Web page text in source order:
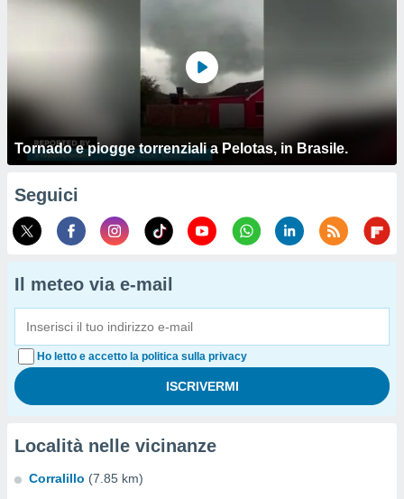
Tornado e piogge torrenziali a Pelotas, in Brasile.
Seguici
Il meteo via e-mail
Ho letto e accetto la politica sulla privacy
Località nelle vicinanze
Corralillo (7.85 km)